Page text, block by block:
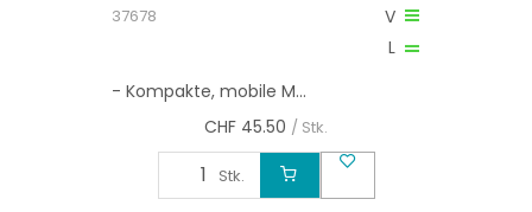
V
L
37678
- Kompakte, mobile M...
CHF 45.50 / Stk.
Stk.